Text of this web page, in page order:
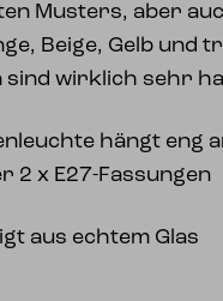
Musters, aber
Beige, Gelb und
sind wirklich sehr
hängt eng
2 x E27-Fassungen
aus echtem Glas